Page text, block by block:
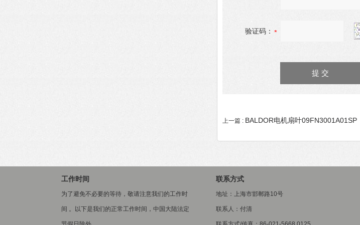
验证码：
上一篇 : BALDOR电机扇叶09FN3001A01SP
工作时间
为了避免不必要的等待，敬请注意我们的工作时
间 。以下是我们的正常工作时间，中国大陆法定
联系方式
地址：上海市邯郸路10号
联系人：付清